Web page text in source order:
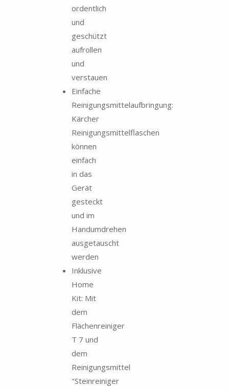
ordentlich
und
geschützt
aufrollen
und
verstauen
Einfache
Reinigungsmittelaufbringung:
Kärcher
Reinigungsmittelflaschen
können
einfach
in das
Gerät
gesteckt
und im
Handumdrehen
ausgetauscht
werden
Inklusive
Home
Kit: Mit
dem
Flächenreiniger
T 7 und
dem
Reinigungsmittel
"Steinreiniger